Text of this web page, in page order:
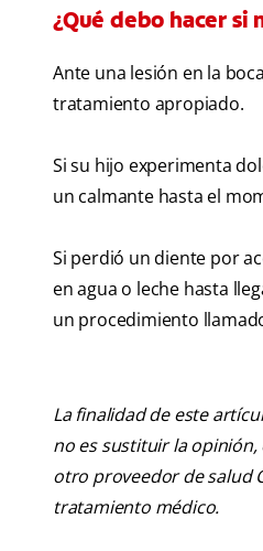
¿Qué debo hacer si
Ante una lesión en la
tratamiento apropiado.
Si su hijo experimenta
un calmante hasta el
Si perdió un diente por
en agua o leche hasta
un procedimiento
La finalidad de este
no es sustituir la
otro proveedor de salud
tratamiento médico.